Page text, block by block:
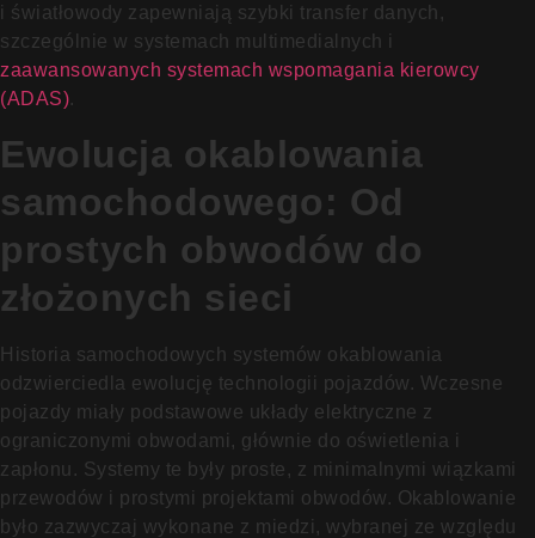
i światłowody zapewniają szybki transfer danych,
szczególnie w systemach multimedialnych i
zaawansowanych systemach wspomagania kierowcy
(ADAS).
Ewolucja okablowania
samochodowego: Od
prostych obwodów do
złożonych sieci
Historia samochodowych systemów okablowania
odzwierciedla ewolucję technologii pojazdów. Wczesne
pojazdy miały podstawowe układy elektryczne z
ograniczonymi obwodami, głównie do oświetlenia i
zapłonu. Systemy te były proste, z minimalnymi wiązkami
przewodów i prostymi projektami obwodów. Okablowanie
było zazwyczaj wykonane z miedzi, wybranej ze względu